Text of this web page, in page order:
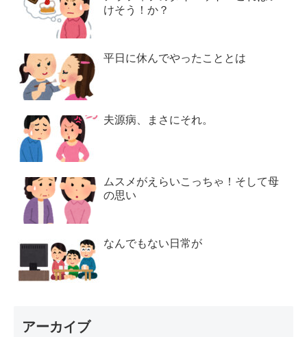
けそう！か？
平日に休んでやったこととは
夫源病、まさにそれ。
ムスメがえらいこっちゃ！そして母
の思い
なんでもない日常が
アーカイブ